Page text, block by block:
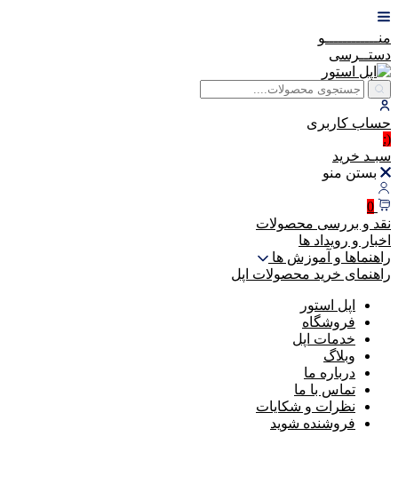
منــــــــــــو
دستــرسی
حساب کاربری
(:
سبـد خرید
بستن منو
0
نقد و بررسی محصولات
اخبار و رویداد ها
راهنماها و آموزش ها
راهنمای خرید محصولات اپل
اپل استور
فروشگاه
خدمات اپل
وبلاگ
درباره ما
تماس با ما
نظرات و شکایات
فروشنده شوید